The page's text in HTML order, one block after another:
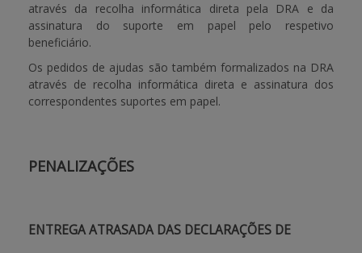
através da recolha informática direta pela DRA e da
assinatura do suporte em papel pelo respetivo
beneficiário.
Os pedidos de ajudas são também formalizados na DRA
através de recolha informática direta e assinatura dos
correspondentes suportes em papel.
PENALIZAÇÕES
ENTREGA ATRASADA DAS DECLARAÇÕES DE